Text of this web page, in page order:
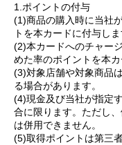
1.ポイントの付与
(1)商品の購入時に当社
トを本カードに付与しま
(2)本カードへのチャー
めた率のポイントを本カ
(3)対象店舗や対象商品
る場合があります。
(4)現金及び当社が指定
合に限ります。ただし
は併用できません。
(5)取得ポイントは第三